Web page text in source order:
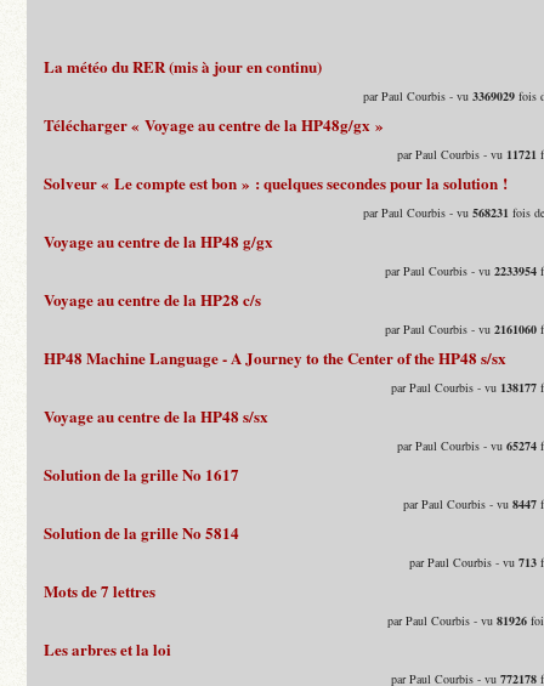
La météo du RER (mis à jour en continu)
par Paul Courbis - vu3369029 fois
Télécharger « Voyage au centre de la HP48g/gx »
par Paul Courbis - vu 11721
Solveur « Le compte est bon » : quelques secondes pour la solution !
par Paul Courbis - vu568231 fois
Voyage au centre de la HP48 g/gx
par Paul Courbis - vu2233954
Voyage au centre de la HP28 c/s
par Paul Courbis - vu2161060
HP48 Machine Language - A Journey to the Center of the HP48 s/sx
par Paul Courbis - vu 138177
Voyage au centre de la HP48 s/sx
par Paul Courbis - vu65274
Solution de la grille No 1617
par Paul Courbis - vu8447
Solution de la grille No 5814
par Paul Courbis - vu713
Mots de 7 lettres
par Paul Courbis - vu81926
Les arbres et la loi
par Paul Courbis - vu772178